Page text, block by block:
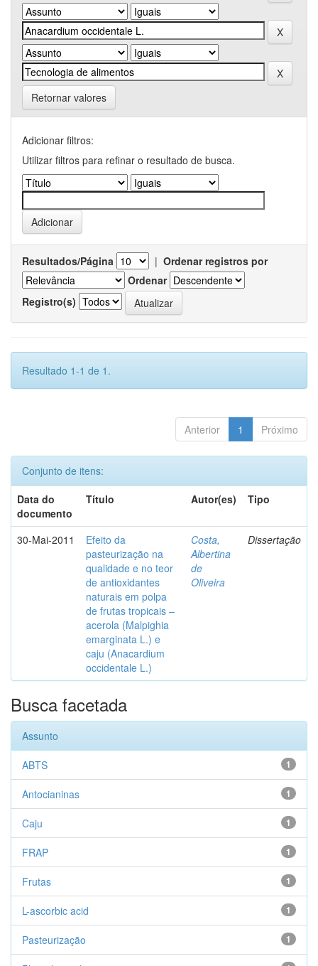
Retornar valores
Adicionar filtros:
Utilizar filtros para refinar o resultado de busca.
Resultados/Página | Ordenar registros por
Ordenar
Registro(s)
Resultado 1-1 de 1.
Anterior 1 Próximo
Conjunto de itens:
Data do
documento
Título Autor(es) Tipo
30-Mai-2011
Efeito da
pasteurização na
qualidade e no teor
de antioxidantes
naturais em polpa
de frutas tropicais –
acerola (Malpighia
emarginata L.) e
caju (Anacardium
occidentale L.)
Costa,
Albertina
de
Oliveira
Dissertação
Busca facetada
Assunto
1
ABTS
1
Antocianinas
1
Caju
1
FRAP
1
Frutas
1
L-ascorbic acid
1
Pasteurização